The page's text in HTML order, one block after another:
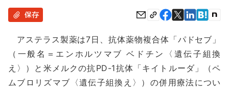
ツ
に
保存
アステラス製薬は7日、抗体薬物複合体「パドセブ」
（一般名＝エンホルツマブ ベドチン〈遺伝子組換
え〉）と米メルクの抗PD-1抗体「キイトルーダ」（ペ
ムブロリズマブ〈遺伝子組換え〉）の併用療法につい